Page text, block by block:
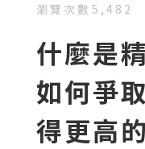
瀏覽次數 5,482
什麼是
如何爭
得更高